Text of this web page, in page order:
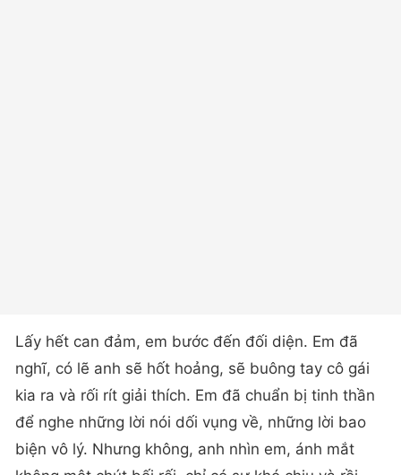
Lấy hết can đảm, em bước đến đối diện. Em đã
nghĩ, có lẽ anh sẽ hốt hoảng, sẽ buông tay cô gái
kia ra và rối rít giải thích. Em đã chuẩn bị tinh thần
để nghe những lời nói dối vụng về, những lời bao
biện vô lý. Nhưng không, anh nhìn em, ánh mắt